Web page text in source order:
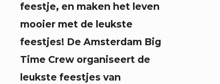
feestje, en maken het leven
mooier met de leukste
feestjes! De Amsterdam Big
Time Crew organiseert de
leukste feestjes van